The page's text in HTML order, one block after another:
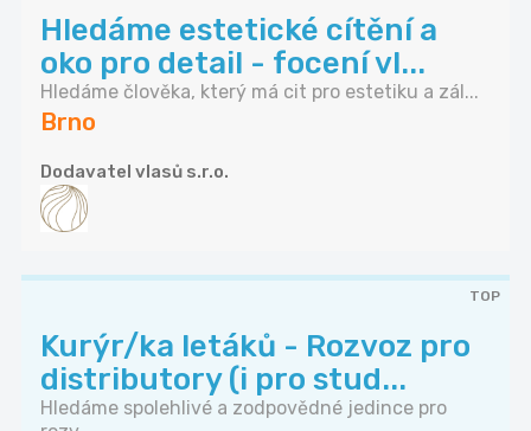
Hledáme estetické cítění a
oko pro detail - focení vl...
Hledáme člověka, který má cit pro estetiku a zál...
Brno
Dodavatel vlasů s.r.o.
TOP
Kurýr/ka letáků - Rozvoz pro
distributory (i pro stud...
Hledáme spolehlivé a zodpovědné jedince pro